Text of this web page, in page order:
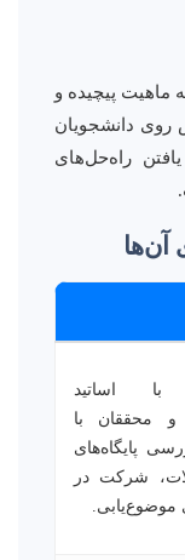
ماهیت پیچیده و
روی دانشجویان
راه‌حل‌های
آن‌ها
با اساتید
محققان با
پایگاه‌های
شرکت در
موضوع‌یابی.